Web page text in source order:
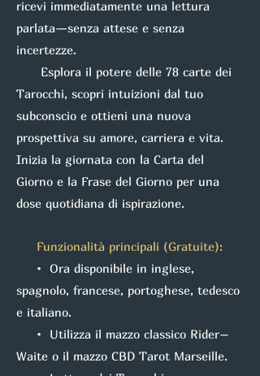
ricevi immediatamente una lettura
parlata—senza attese e senza
incertezze.
Esplora il potere delle 78 carte dei
Tarocchi, scopri intuizioni dal tuo
subconscio e ottieni una nuova
prospettiva su amore, carriera e vita.
Inizia la giornata con la Carta del
Giorno e la Frase del Giorno per una
dose quotidiana di ispirazione.
Funzionalità principali (Gratuite):
• Ora disponibile in inglese,
spagnolo, francese, portoghese, tedesco
e italiano.
• Utilizza il mazzo classico Rider–
Waite o il mazzo CBD Tarot Marseille.